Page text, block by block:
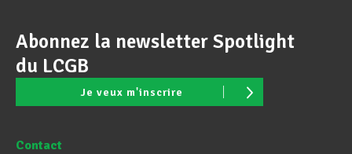
Abonnez la newsletter Spotlight
du LCGB
Je veux m'inscrire
Contact